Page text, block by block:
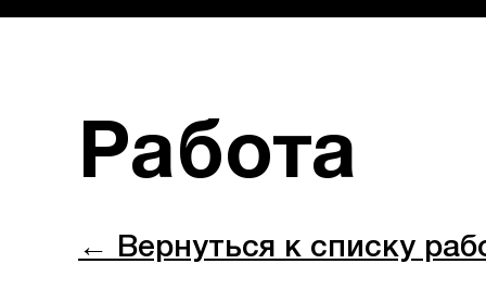
Работа
← Вернуться к списку